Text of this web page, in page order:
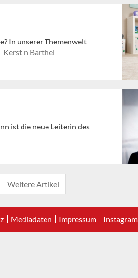
In unserer Themenwelt
Kerstin Barthel
ist die neue Leiterin des
Weitere Artikel
Mediadaten Impressum Instagram